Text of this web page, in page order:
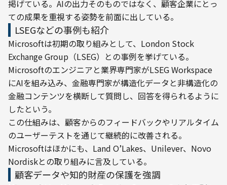
掲げている。AIの出力そのものではなく、顧客企業にとっ
ての成果を重視する姿勢を前面に出している。
LSEGなどの事例も紹介
Microsoftは初期の取り組みとして、London Stock
Exchange Group（LSEG）との事例を挙げている。
Microsoftのエンジニアと業界専門家がLSEG Workspace
にAIを組み込み、金融専門家が構造化データと非構造化の
金融コンテンツを横断して質問し、回答を得られるように
したという。
この仕組みは、顧客からのフィードバックやリアルタイム
のユーザーテストを通じて継続的に改善される。
Microsoftはほかにも、Land O’Lakes、Unilever、Novo
Nordiskとの取り組みに言及している。
顧客データや知的財産の保護を強調